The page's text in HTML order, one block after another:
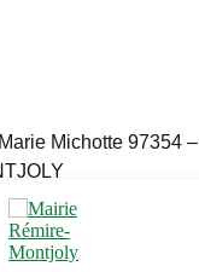
Michotte 97354 –